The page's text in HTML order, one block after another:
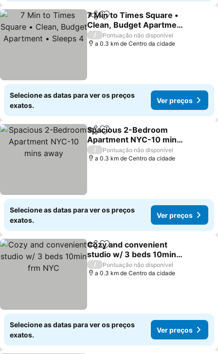
PartilharAdicionar aos favoritos
7 Min to Times Square •
Clean, Budget Apartment
• Sleeps 4
/
Pontuação não disponível
a 0.3 km de Centro da cidade
Selecione as datas para ver os preços
exatos.
Ver preços
PartilharAdicionar aos favoritos
Spacious 2-Bedroom
Apartment NYC-10 mins
away
/
Pontuação não disponível
a 0.3 km de Centro da cidade
Selecione as datas para ver os preços
exatos.
Ver preços
PartilharAdicionar aos favoritos
Cozy and convenient
studio w/ 3 beds 10min
frm NYC
/
Pontuação não disponível
a 0.3 km de Centro da cidade
Selecione as datas para ver os preços
exatos.
Ver preços